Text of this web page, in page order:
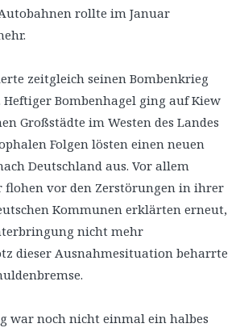
rollte im Januar
zeitgleich seinen Bombenkrieg
Heftiger Bombenhagel ging auf Kiew
Großstädte im Westen des Landes
Folgen lösten einen neuen
Deutschland aus. Vor allem
flohen vor den Zerstörungen in ihrer
Kommunen erklärten erneut,
nicht mehr
dieser Ausnahmesituation beharrte
war noch nicht einmal ein halbes